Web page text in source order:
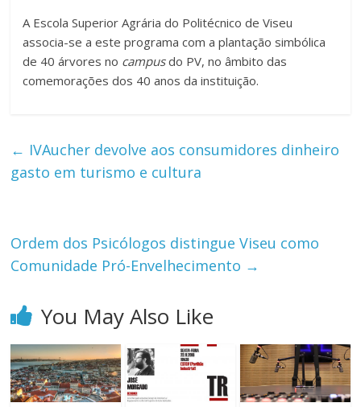
A Escola Superior Agrária do Politécnico de Viseu
associa-se a este programa com a plantação simbólica
de 40 árvores no campusdo PV, no âmbito das
comemorações dos 40 anos da instituição.
← IVAucher devolve aos consumidores dinheiro
gasto em turismo e cultura
Ordem dos Psicólogos distingue Viseu como
Comunidade Pró-Envelhecimento →
You May Also Like